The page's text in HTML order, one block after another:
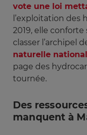
vote une loi
l’exploitation des
2019, elle
classer l’archipel
naturelle
page des
tournée.
Des
manquent à